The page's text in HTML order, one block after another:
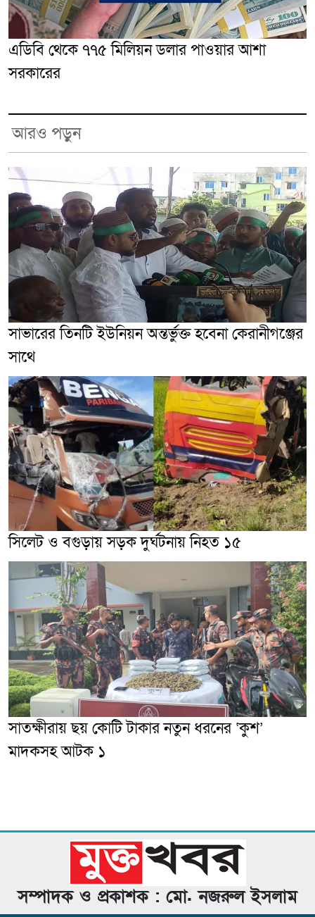
এডিবি থেকে ৭৭৫ মিলিয়ন ডলার পাওয়ার আশা
সরকারের
আরও পড়ুন
সাভারের তিনটি ইউনিয়ন অন্তর্ভুক্ত হবেনা কেরানীগঞ্জের
সাথে
সিলেট ও বগুড়ায় সড়ক দুর্ঘটনায় নিহত ১৫
সাতক্ষীরায় ছয় কোটি টাকার নতুন ধরনের ‘কুশ’
মাদকসহ আটক ১
সম্পাদক ও প্রকাশক : মো. নজরুল ইসলাম